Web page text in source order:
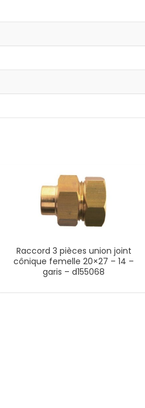
Raccord 3 pièces union joint
cônique femelle 20×27 – 14 –
garis – d155068